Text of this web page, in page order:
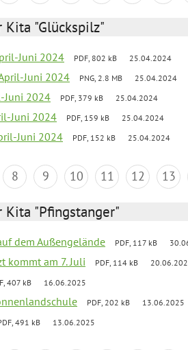
"Glückspilz"
Juni 2024 PDF, 802 kB 25.04.2024
Juni 2024 PNG, 2.8 MB 25.04.2024
Juni 2024 PDF, 379 kB 25.04.2024
Juni 2024 PDF, 159 kB 25.04.2024
Juni 2024 PDF, 152 kB 25.04.2024
8 9 10 11 12 13
"Pfingstanger"
dem Außengelände PDF, 117 kB
kommt am 7. Juli PDF, 114 kB
407 kB 16.06.2025
PDF, 202 kB 13.06.2025
491 kB 13.06.2025